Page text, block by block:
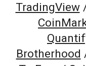
TradingView
Brotherhood